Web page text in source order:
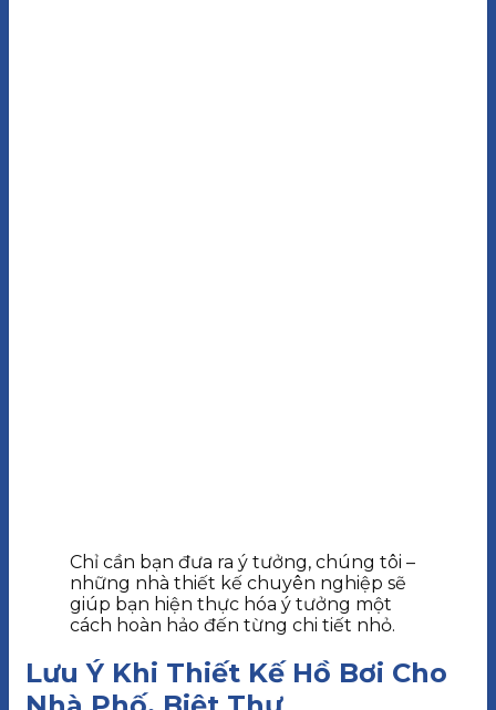
Chỉ cần bạn đưa ra ý tưởng, chúng tôi –
những nhà thiết kế chuyên nghiệp sẽ
giúp bạn hiện thực hóa ý tưởng một
cách hoàn hảo đến từng chi tiết nhỏ.
Lưu Ý Khi Thiết Kế Hồ Bơi Cho